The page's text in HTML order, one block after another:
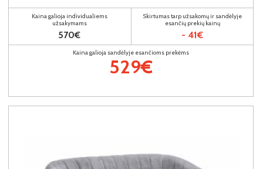
Kaina galioja individualiems
užsakymams
570€
Skirtumas tarp užsakomų ir sandėlyje
esančių prekių kainų
- 41€
Kaina galioja sandėlyje esančioms prekėms
529€